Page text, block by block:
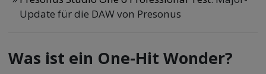
Update für die DAW von Presonus
Was ist ein One-Hit Wonder?